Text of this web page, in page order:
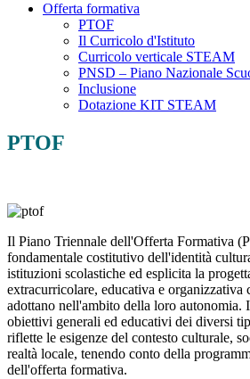
Offerta formativa
PTOF
Il Curricolo d'Istituto
Curricolo verticale STEAM
PNSD – Piano Nazionale
Inclusione
Dotazione KIT STEAM
PTOF
Il Piano Triennale dell'Offerta Formativa
fondamentale costitutivo dell'identità
istituzioni scolastiche ed esplicita la
extracurricolare, educativa e organizzativa
adottano nell'ambito della loro autonomia.
obiettivi generali ed educativi dei diversi
riflette le esigenze del contesto culturale,
realtà locale, tenendo conto della
dell'offerta formativa.